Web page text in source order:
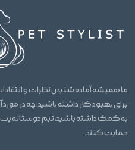
ما همیشه آماده شنیدن نظرات و
برای بهبود کار داشته باشید، چه در
به کمک داشته باشید، تیم دوستانه پت
حمایت کنند.